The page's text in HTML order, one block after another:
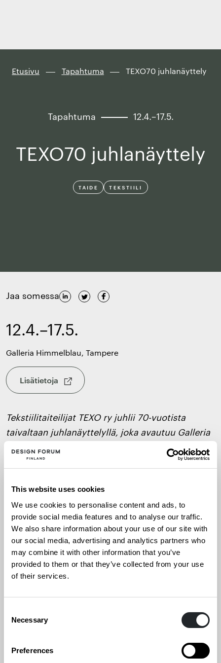
This website uses cookies
We use cookies to personalise content and ads, to
provide social media features and to analyse our traffic.
We also share information about your use of our site with
our social media, advertising and analytics partners who
may combine it with other information that you’ve
provided to them or that they’ve collected from your use
of their services.
Selection
Necessary
Preferences
Etusivu Tapahtuma TEXO70 juhlanäyttely
Tapahtuma 12.4.–17.5.
TEXO70 juhlanäyttely
TAIDE TEKSTIILI
Jaa somessa
12.4.–17.5.
Galleria Himmelblau, Tampere
Lisätietoja
Tekstiilitaiteilijat TEXO ry juhlii 70-vuotista
taivaltaan juhlanäyttelyllä, joka avautuu Galleria
Himmelblaussa 12.4.2026. Kokonaisuuden on
kuratoinut Rauman taidemuseon intendentti, FM
Juhlavuoden näyttelyn teemana on väri. Väri
muovaa tekstuuria, hengittää materiaalissa ja
elää rakennetussa pinnassa. Värin kanssa
työskentely on jatkuvaa vuorovaikutusta
materiaalin, ympäristön ja katsojan välillä. Värit
herättävät fyysisiä aistimuksia ja vaikuttavat
liittyviä sisältöjä sekä avaavat näkymiä tulevaan.
Juhlanäyttely esittelee kokonaisuudessaan noin